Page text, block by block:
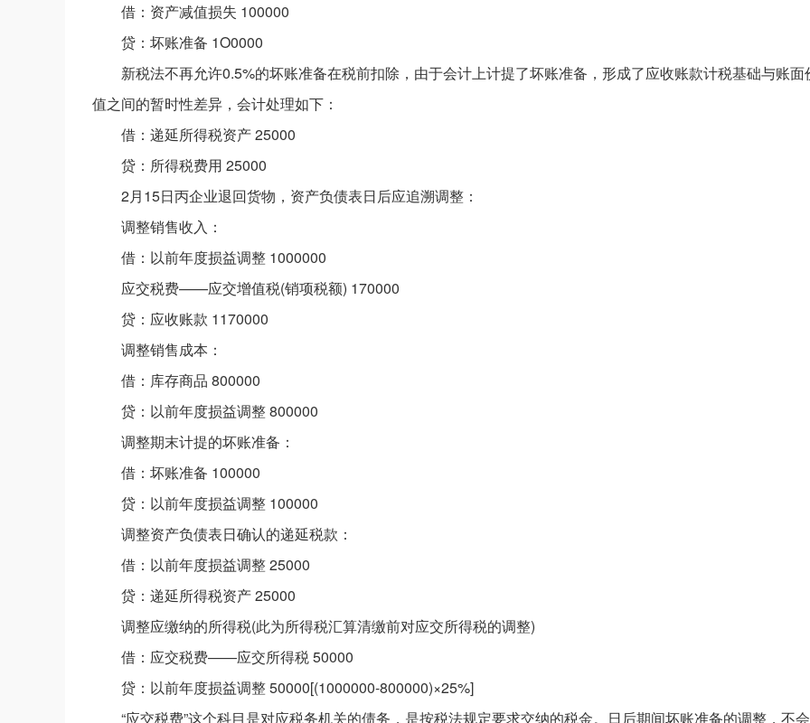
借：资产减值损失 100000
贷：坏账准备 1O0000
新税法不再允许0.5%的坏账准备在税前扣除，由于会计上计提了坏账准备，形成了应收账款计税基础与账面
值之间的暂时性差异，会计处理如下：
借：递延所得税资产 25000
贷：所得税费用 25000
2月15日丙企业退回货物，资产负债表日后应追溯调整：
调整销售收入：
借：以前年度损益调整 1000000
应交税费——应交增值税(销项税额) 170000
贷：应收账款 1170000
调整销售成本：
借：库存商品 800000
贷：以前年度损益调整 800000
调整期末计提的坏账准备：
借：坏账准备 100000
贷：以前年度损益调整 100000
调整资产负债表日确认的递延税款：
借：以前年度损益调整 25000
贷：递延所得税资产 25000
调整应缴纳的所得税(此为所得税汇算清缴前对应交所得税的调整)
借：应交税费——应交所得税 50000
贷：以前年度损益调整 50000[(1000000-800000)×25%]
“应交税费”这个科目是对应税务机关的债务，是按税法规定要求交纳的税金。日后期间坏账准备的调整，不